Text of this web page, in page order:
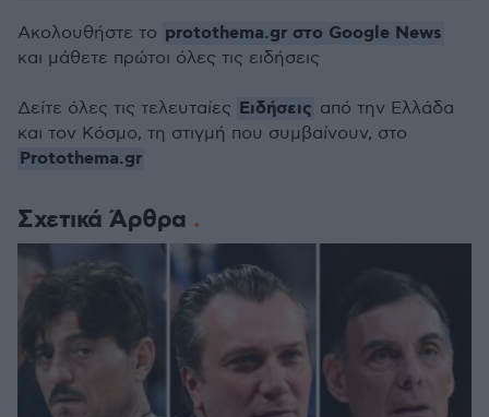
Σχετικά Άρθρα
Ακολουθήστε το protothema.gr στο Google News
και μάθετε πρώτοι όλες τις ειδήσεις
Δείτε όλες τις τελευταίες Ειδήσεις από την Ελλάδα
και τον Κόσμο, τη στιγμή που συμβαίνουν, στο
Protothema.gr